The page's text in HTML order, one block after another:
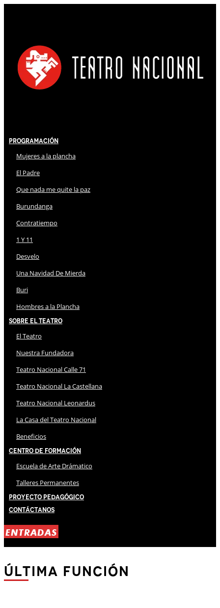
Programación
Mujeres a la plancha
El Padre
Que nada me quite la paz
Burundanga
Contratiempo
1 Y 11
Desvelo
Una Navidad De Mierda
Buri
Hombres a la Plancha
Sobre El Teatro
El Teatro
Nuestra Fundadora
Teatro Nacional Calle 71
Teatro Nacional La Castellana
Teatro Nacional Leonardus
La Casa del Teatro Nacional
Beneficios
Centro de Formación
Escuela de Arte Drámatico
Talleres Permanentes
Proyecto Pedagógico
Contáctanos
ENTRADAS
última función